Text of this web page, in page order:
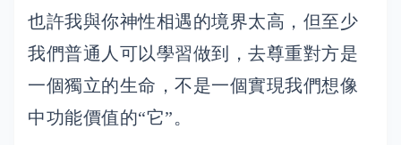
也許我與你神性相遇的境界太高，但至少
我們普通人可以學習做到，去尊重對方是
一個獨立的生命，不是一個實現我們想像
中功能價值的“它”。